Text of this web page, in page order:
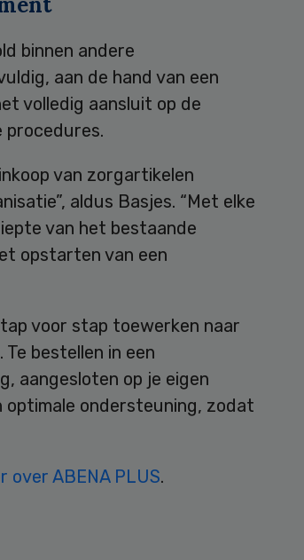
binnen andere
aan de hand van een
volledig aansluit op de
procedures.
van zorgartikelen
aldus Basjes. “Met elke
van het bestaande
opstarten van een
voor stap toewerken naar
bestellen in een
aangesloten op je eigen
optimale ondersteuning, zodat
over ABENA PLUS.